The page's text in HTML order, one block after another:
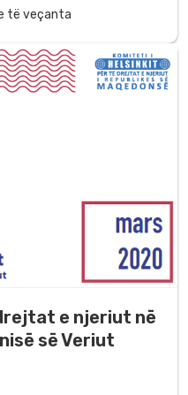
të veçanta
e njeriut në
së Veriut